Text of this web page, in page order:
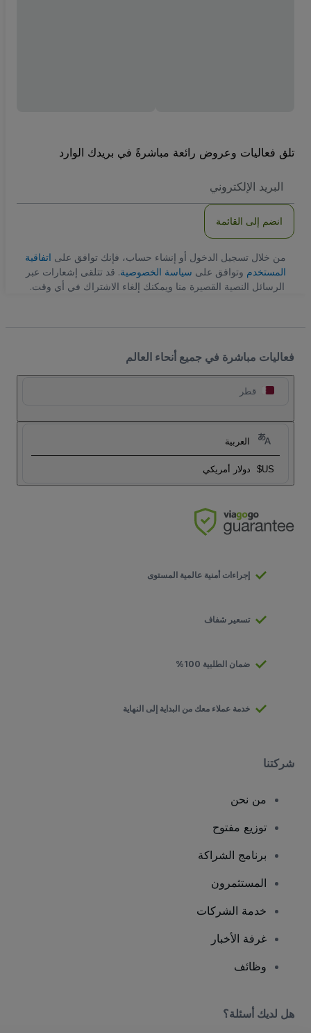
تلق فعاليات وعروض رائعة مباشرةً في بريدك الوارد
الاكتروني
انضم إلى القائمة
من خلال تسجيل الدخول أو إنشاء حساب، فإنك توافق علىاتفاقية
المستخدموتوافق علىسياسة الخصوصية. قد تتلقى إشعارات عبر
الرسائل النصية القصيرة منا ويمكنك إلغاء الاشتراك في أي وقت.
فعاليات مباشرة في جميع أنحاء العالم
قطر
العربية
US$ دولار أمريكي
إجراءات أمنية عالمية المستوى
تسعير شفاف
ضمان الطلبية 100%
خدمة عملاء معك من البداية إلى النهاية
شركتنا
من نحن
توزيع مفتوح
برنامج الشراكة
المستثمرون
خدمة الشركات
غرفة الأخبار
وظائف
هل لديك أسئلة؟